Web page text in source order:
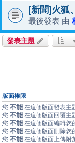
[新聞]火狐
最後發表 由
發表主題
版面權限
您 不能 在這個版面發表主
您 不能 在這個版面回覆主
您 不能 在這個版面編輯您
您 不能 在這個版面刪除您
您 不能 在這個版面上傳附